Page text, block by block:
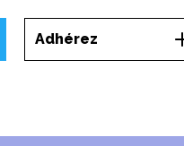
Adhérez